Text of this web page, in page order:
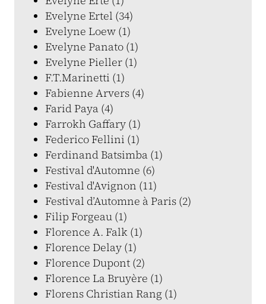
Evelyne Ertel (34)
Evelyne Loew (1)
Evelyne Panato (1)
Evelyne Pieller (1)
F.T.Marinetti (1)
Fabienne Arvers (4)
Farid Paya (4)
Farrokh Gaffary (1)
Federico Fellini (1)
Ferdinand Batsimba (1)
Festival d'Automne (6)
Festival d'Avignon (11)
Festival d’Automne à Paris (2)
Filip Forgeau (1)
Florence A. Falk (1)
Florence Delay (1)
Florence Dupont (2)
Florence La Bruyère (1)
Florens Christian Rang (1)